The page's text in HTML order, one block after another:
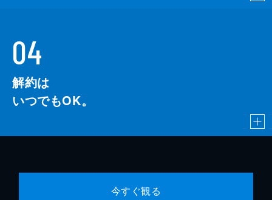
04
解約は
いつでもOK。
今すぐ観る